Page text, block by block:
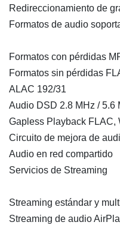
Redireccionamiento de
Formatos de audio
Formatos con pérdidas
Formatos sin pérdidas
ALAC 192/31
Audio DSD 2.8 MHz / 5.6
Gapless Playback FLAC,
Circuito de mejora de
Audio en red compartido
Servicios de Streaming
Streaming estándar y
Streaming de audio